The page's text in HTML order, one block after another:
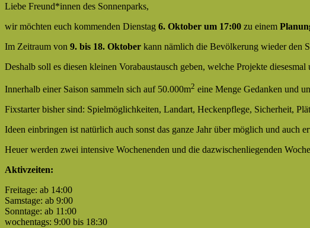
Liebe Freund*innen des Sonnenparks,
wir möchten euch kommenden Dienstag 6. Oktober um 17:00 zu einem
Im Zeitraum von 9. bis 18. Oktober kann nämlich die Bevölkerung wieder den
Deshalb soll es diesen kleinen Vorabaustausch geben, welche Projekte
Innerhalb einer Saison sammeln sich auf 50.000m2 eine Menge Gedanken und
Fixstarter bisher sind: Spielmöglichkeiten, Landart, Heckenpflege, Sicherheit,
Ideen einbringen ist natürlich auch sonst das ganze Jahr über möglich und auch
Heuer werden zwei intensive Wochenenden und die dazwischenliegenden
Aktivzeiten:
Freitage: ab 14:00
Samstage: ab 9:00
Sonntage: ab 11:00
wochentags: 9:00 bis 18:30